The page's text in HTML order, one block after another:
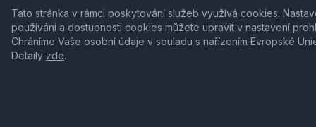
Tato stránka v rámci poskytování služeb využívá cookies.
používání a dostupnosti cookies můžete upravit v nastavení
Chráníme Vaše osobní údaje v souladu s nařízením Evropské
Detaily zde.